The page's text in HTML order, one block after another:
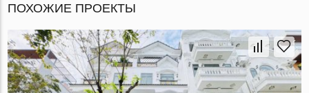
ПОХОЖИЕ ПРОЕКТЫ